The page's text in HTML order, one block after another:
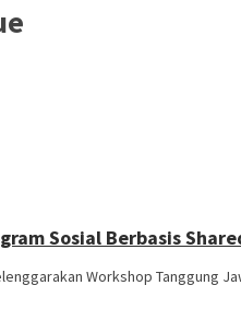
Sosial Berbasis
Workshop Tanggung